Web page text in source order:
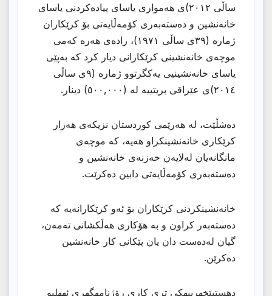
ساڵی ٢٠١٢)ی هەموارى یاسای پیادەکردنى یاسای
خانەنشین و دەستەبەرى کۆمەڵایەتى بۆ کرێکاران
ژمارە (٣٩ی ساڵی ١٩٧١)، رادەى هەرە کەمى
موچەى خانەنشینى کرێکارانی دیار کرد کە بەپێی
یاسای خانەنشینیی یەکگرتوو ژمارە (٩ی ساڵی
٢٠١٤)ی عێراقی بریتییە لە (٥٠٠,٠٠٠) دینار.
دەشڵێت، لە هەرێمى کوردستان نزیکەى هەزار
کرێکارى خانەنشینکراو هەیە، کە موچەى
مانگانەیان لەلایەن خەزنەى خانەنشین و
دەستەبەرى کۆمەڵایەتى دابین دەکرێت.
خانەنشینکردنى کرێکاران بۆ ئەو کرێکارانەیە کە
دەستەبەر کراون و بە هۆکارى هەڵکشانى تەمەن،
گیان لەدەست دان یان پێکانى کار خانەنشین
دەکرێن.
دهستپێخهرییهكی تری كاری رۆژنامهگهری ئههلیو